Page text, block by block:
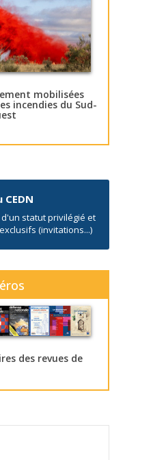
mobilisées
incendies du Sud-
statut privilégié et
(invitations...)
des revues de